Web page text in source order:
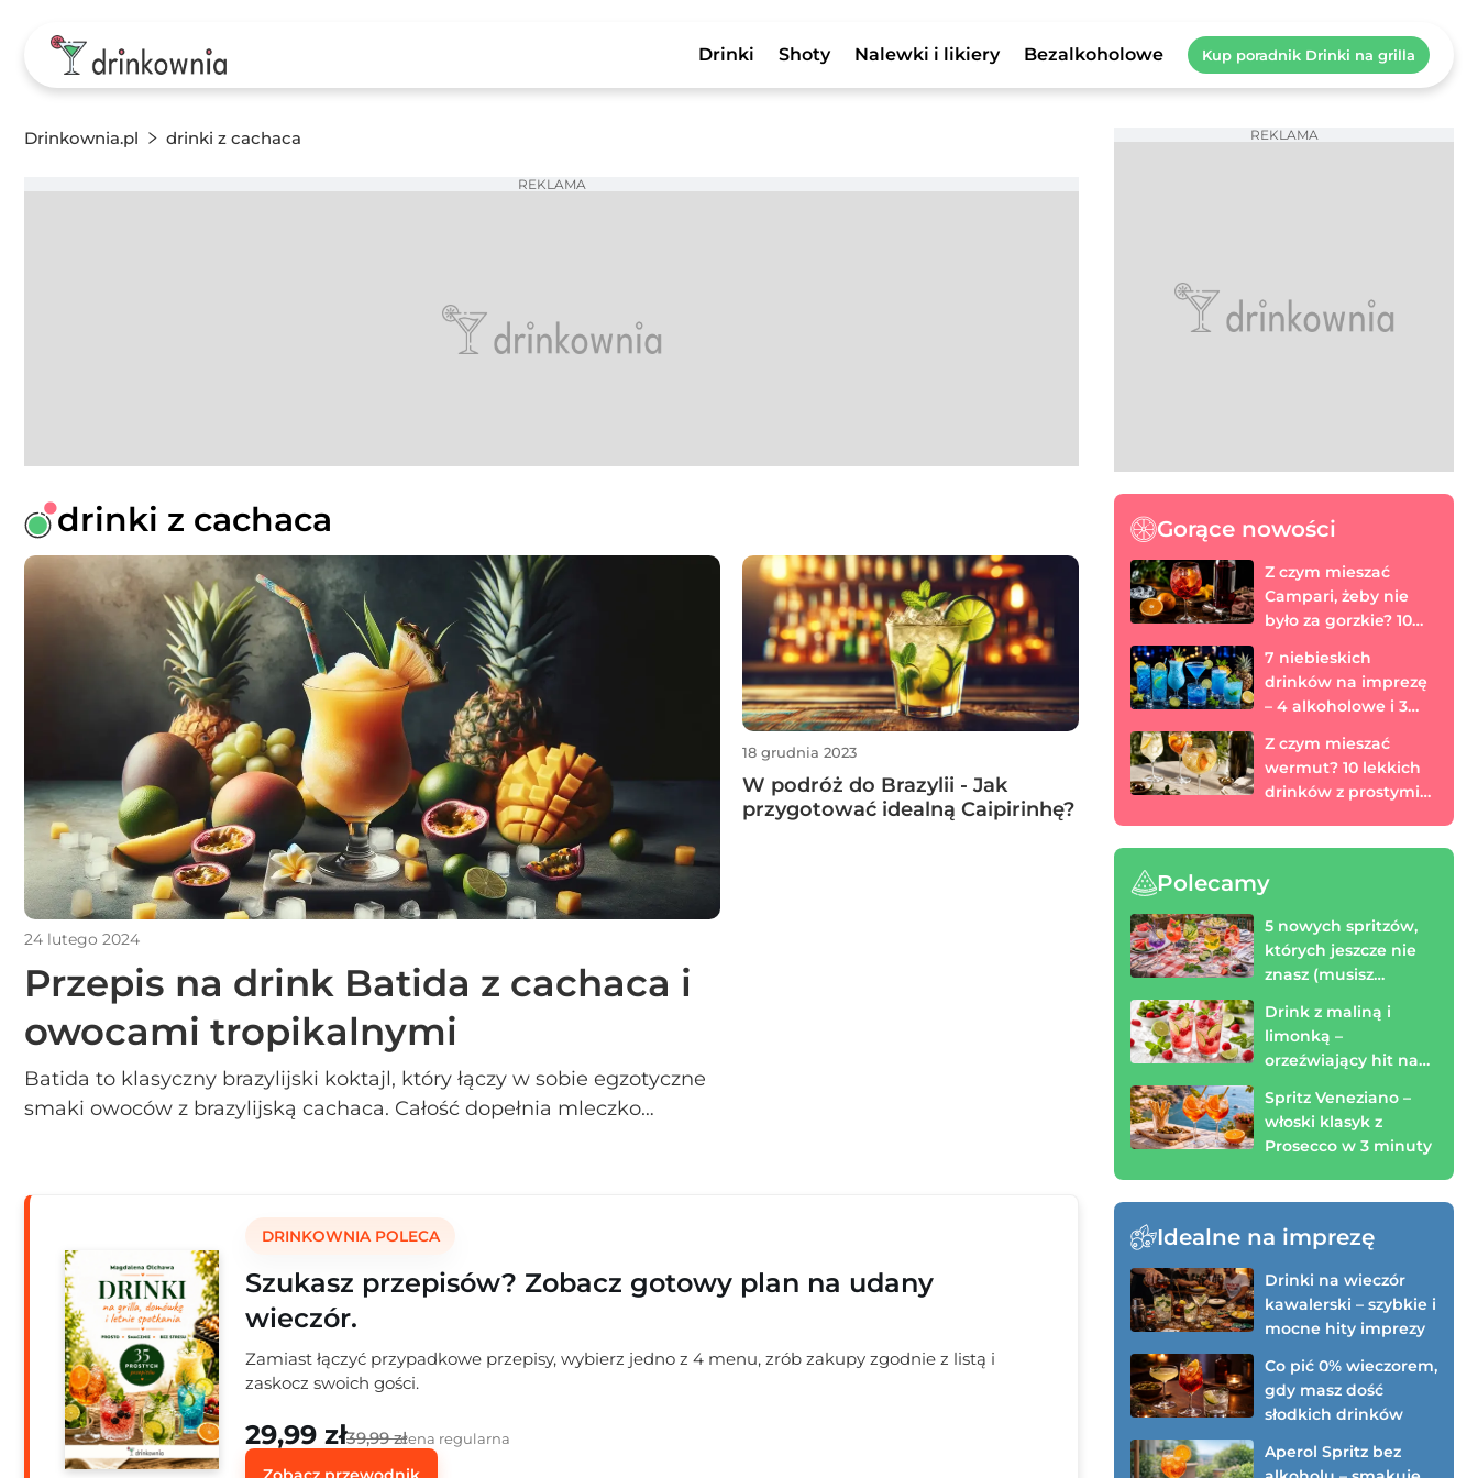
Drinki Shoty Nalewki i likiery Bezalkoholowe Kup poradnik Drinki na grilla
Drinkownia.pl drinki z cachaca
REKLAMA
drinki z cachaca
24 lutego 2024
Przepis na drink Batida z cachaca i
owocami tropikalnymi
Batida to klasyczny brazylijski koktajl, który łączy w sobie egzotyczne
smaki owoców z brazylijską cachaca. Całość dopełnia mleczko
cieplejsze dni. Przygotowanie jest proste, a efekt zachwyca
bogactwem smaków. Zachęcam do wypróbowania przepisu na drink
Batida i odkrycia smaków Brazylii we własnym domu!
18 grudnia 2023
W podróż do Brazylii - Jak
przygotować idealną Caipirinhę?
DRINKOWNIA POLECA
Szukasz przepisów? Zobacz gotowy plan na udany
wieczór.
Zamiast łączyć przypadkowe przepisy, wybierz jedno z 4 menu, zrób zakupy zgodnie z listą i
zaskocz swoich gości.
29,99 zł39,99 złcena regularna
REKLAMA
Gorące nowości
Z czym mieszać
Campari, żeby nie
było za gorzkie? 10
7 niebieskich
drinków na imprezę
– 4 alkoholowe i 3
Z czym mieszać
wermut? 10 lekkich
drinków z prostymi
Polecamy
5 nowych spritzów,
których jeszcze nie
znasz (musisz
Drink z maliną i
limonką –
orzeźwiający hit na
minuty)
Spritz Veneziano –
włoski klasyk z
Prosecco w 3 minuty
Idealne na imprezę
Drinki na wieczór
kawalerski – szybkie i
mocne hity imprezy
Co pić 0% wieczorem,
gdy masz dość
słodkich drinków
Aperol Spritz bez